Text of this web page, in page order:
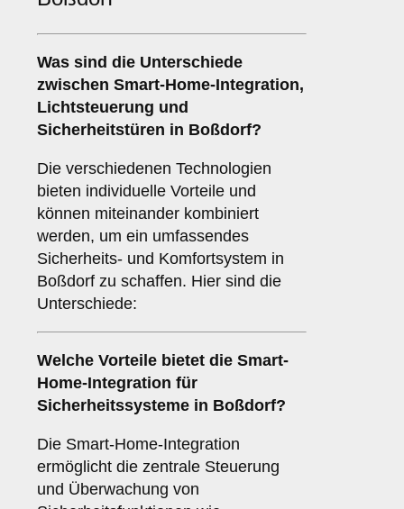
Was sind die Unterschiede
zwischen Smart-Home-Integration,
Lichtsteuerung und
Sicherheitstüren in Boßdorf?
Die verschiedenen Technologien
bieten individuelle Vorteile und
können miteinander kombiniert
werden, um ein umfassendes
Sicherheits- und Komfortsystem in
Boßdorf zu schaffen. Hier sind die
Unterschiede:
Welche Vorteile bietet die Smart-
Home-Integration für
Sicherheitssysteme in Boßdorf?
Die Smart-Home-Integration
ermöglicht die zentrale Steuerung
und Überwachung von